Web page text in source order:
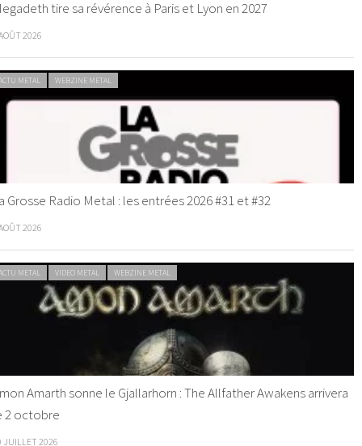
tire sa révérence à Paris et Lyon en 2027
2026
METAL WEBZINE METAL
Grosse Radio Metal : les entrées 2026 #31 et #32
2026
METAL VIDEO METAL WEBZINE METAL
Amarth sonne le Gjallarhorn : The Allfather Awakens arrivera
2 octobre
JUILLET 2026